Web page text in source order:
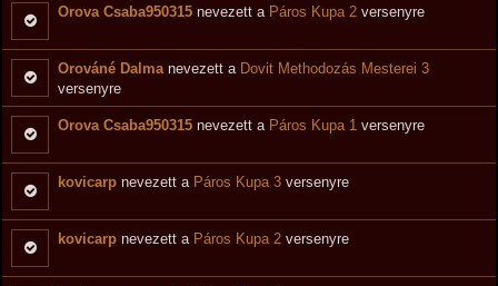
Orova Csaba950315 nevezett a Páros Kupa 2 versenyre
Orováné Dalma nevezett a Dovit Methodozás Mesterei 3
versenyre
Orova Csaba950315 nevezett a Páros Kupa 1 versenyre
kovicarp nevezett a Páros Kupa 3 versenyre
kovicarp nevezett a Páros Kupa 2 versenyre